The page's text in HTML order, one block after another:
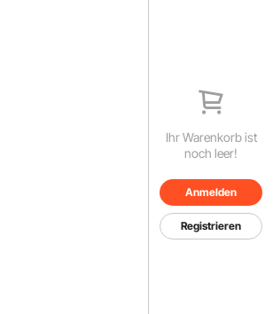
Ihr Warenkorb ist
noch leer!
Anmelden
Registrieren